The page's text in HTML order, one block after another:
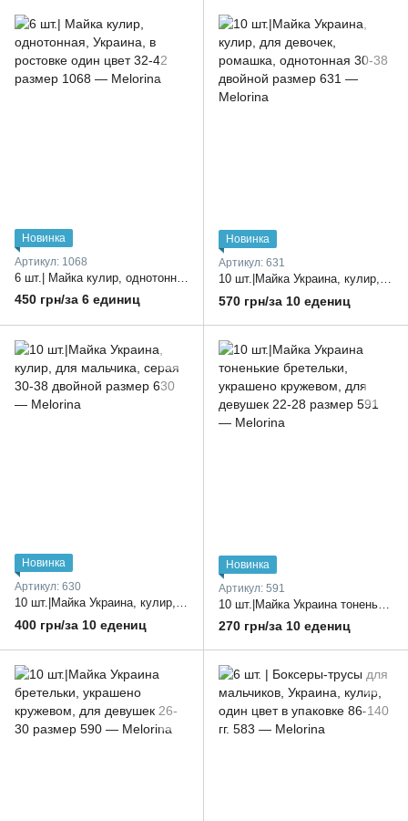
Новинка
Артикул: 1068
450 грн/за 6 единиц
Новинка
Артикул: 631
10 шт.|Майка Украина, кулир, для девочек, ромашка, однотонная 30-38 двойной размер
570 грн/за 10 едениц
Новинка
Артикул: 630
10 шт.|Майка Украина, кулир, для мальчика, серая 30-38 двойной размер
400 грн/за 10 едениц
Новинка
Артикул: 591
270 грн/за 10 едениц